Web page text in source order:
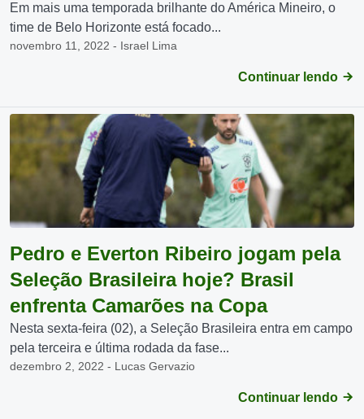
Em mais uma temporada brilhante do América Mineiro, o
time de Belo Horizonte está focado...
novembro 11, 2022 - Israel Lima
Continuar lendo
Pedro e Everton Ribeiro jogam pela
Seleção Brasileira hoje? Brasil
enfrenta Camarões na Copa
Nesta sexta-feira (02), a Seleção Brasileira entra em campo
pela terceira e última rodada da fase...
dezembro 2, 2022 - Lucas Gervazio
Continuar lendo